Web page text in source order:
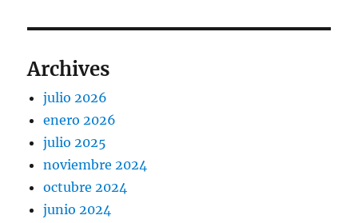
Archives
julio 2026
enero 2026
julio 2025
noviembre 2024
octubre 2024
junio 2024